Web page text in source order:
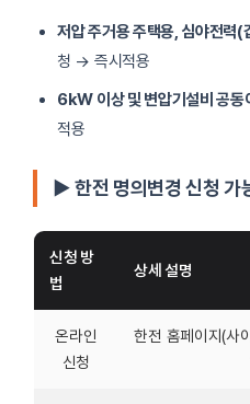
저압 주거용 주택용, 심야전력
청 → 즉시적용
6kW 이상 및 변압기설비 공동
적용
▶ 한전 명의변경 신청 가
신청 방
법
상세 설명
온라인
신청
한전 홈페이지(사